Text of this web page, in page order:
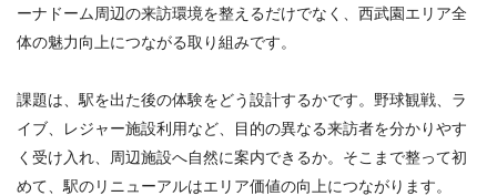
ーナドーム周辺の来訪環境を整えるだけでなく、西武園エリア全
体の魅力向上につながる取り組みです。
課題は、駅を出た後の体験をどう設計するかです。野球観戦、ラ
イブ、レジャー施設利用など、目的の異なる来訪者を分かりやす
く受け入れ、周辺施設へ自然に案内できるか。そこまで整って初
めて、駅のリニューアルはエリア価値の向上につながります。